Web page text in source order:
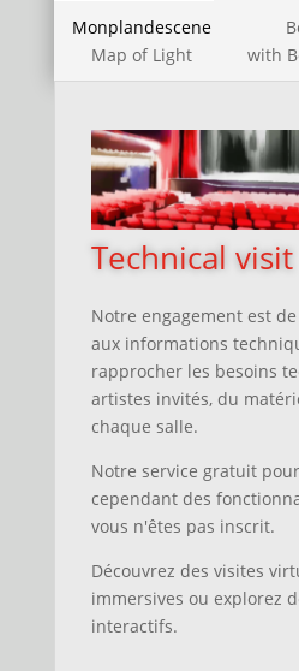
Monplandescene
Map of Light
with
Technical visit
Notre engagement est
aux informations
rapprocher les besoins
artistes invités, du
chaque salle.
Notre service gratuit
cependant des
vous n'êtes pas inscrit.
Découvrez des visites
immersives ou explorez
interactifs.